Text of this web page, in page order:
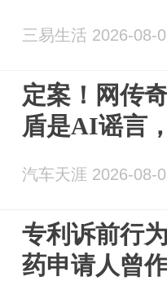
三易生活 2026-08-
定案！网传
盾是AI谣言
汽车天涯 2026-08-
专利诉前行
药申请人曾